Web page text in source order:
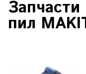
пил